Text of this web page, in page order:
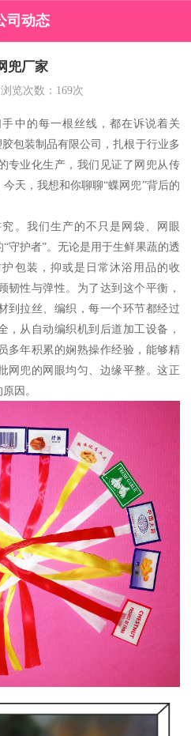
司动态
兜厂家
览次数： 169次
中的每一根丝线，都在诉说着关
包装制品有限公司，扎根于行业多
专业化生产，我们见证了网兜从传
天，我想和你聊聊“蝶网兜”背后的
。我们生产的不只是网袋、网眼
守护者”。无论是用于生鲜果蔬的透
包装，抑或是日常沐浴用品的收
韧性与弹性。为了达到这个平衡，
到拉丝、编织，每一个环节都经过
，从自动编织机到后道加工设备，
多年积累的娴熟操作经验，能够精
网兜的网眼均匀、边缘平整。这正
因。